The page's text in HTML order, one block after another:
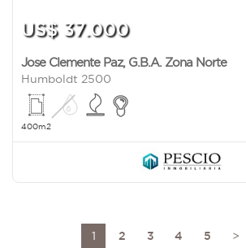
US$ 37.000
Jose Clemente Paz, G.B.A. Zona Norte
Humboldt 2500
400m2
1 2 3 4 5 >